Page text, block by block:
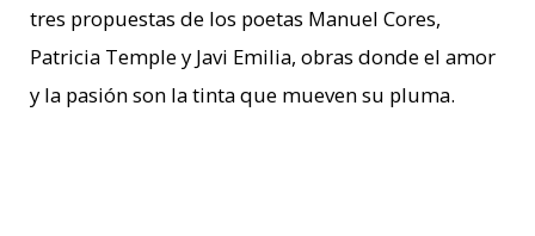
tres propuestas de los poetas Manuel Cores,
Patricia Temple y Javi Emilia, obras donde el amor
y la pasión son la tinta que mueven su pluma.